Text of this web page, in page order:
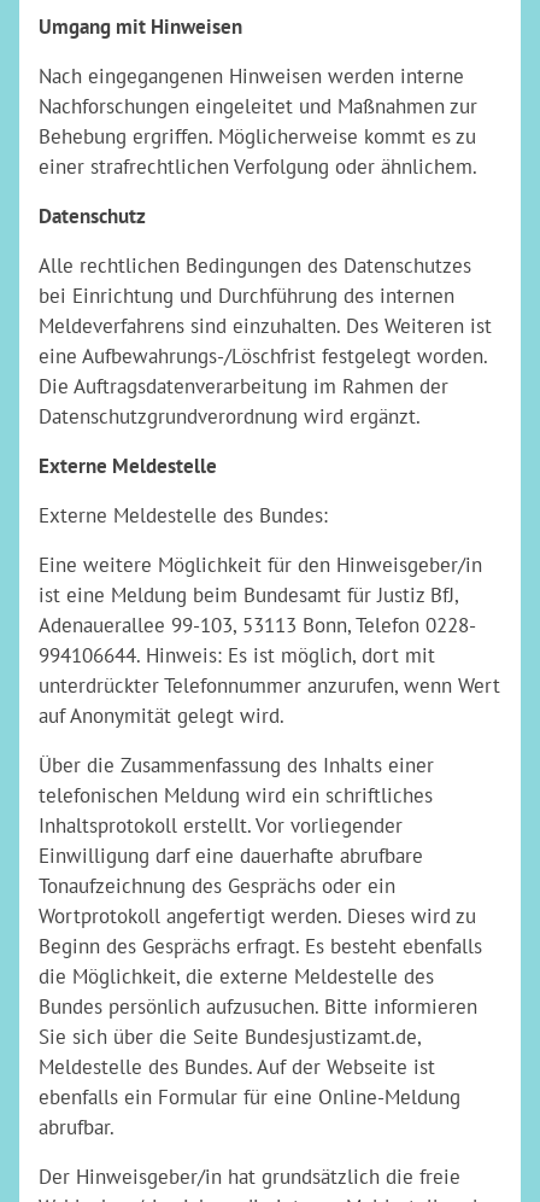
Umgang mit Hinweisen
Nach eingegangenen Hinweisen werden interne
Nachforschungen eingeleitet und Maßnahmen zur
Behebung ergriffen. Möglicherweise kommt es zu
einer strafrechtlichen Verfolgung oder ähnlichem.
Datenschutz
Alle rechtlichen Bedingungen des Datenschutzes
bei Einrichtung und Durchführung des internen
Meldeverfahrens sind einzuhalten. Des Weiteren ist
eine Aufbewahrungs-/Löschfrist festgelegt worden.
Die Auftragsdatenverarbeitung im Rahmen der
Datenschutzgrundverordnung wird ergänzt.
Externe Meldestelle
Externe Meldestelle des Bundes:
Eine weitere Möglichkeit für den Hinweisgeber/in
ist eine Meldung beim Bundesamt für Justiz BfJ,
Adenauerallee 99-103, 53113 Bonn, Telefon 0228-
994106644. Hinweis: Es ist möglich, dort mit
unterdrückter Telefonnummer anzurufen, wenn Wert
auf Anonymität gelegt wird.
Über die Zusammenfassung des Inhalts einer
telefonischen Meldung wird ein schriftliches
Inhaltsprotokoll erstellt. Vor vorliegender
Einwilligung darf eine dauerhafte abrufbare
Tonaufzeichnung des Gesprächs oder ein
Wortprotokoll angefertigt werden. Dieses wird zu
Beginn des Gesprächs erfragt. Es besteht ebenfalls
die Möglichkeit, die externe Meldestelle des
Bundes persönlich aufzusuchen. Bitte informieren
Sie sich über die Seite Bundesjustizamt.de,
Meldestelle des Bundes. Auf der Webseite ist
ebenfalls ein Formular für eine Online-Meldung
abrufbar.
Der Hinweisgeber/in hat grundsätzlich die freie